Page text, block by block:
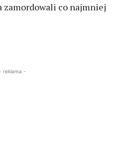
zamordowali co najmniej
- reklama -